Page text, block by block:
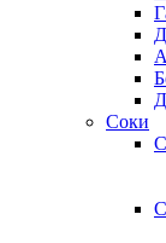
Соки